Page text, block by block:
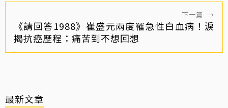
下一篇 →
《請回答1988》崔盛元兩度罹急性白血病！淚
揭抗癌歷程：痛苦到不想回想
最新文章